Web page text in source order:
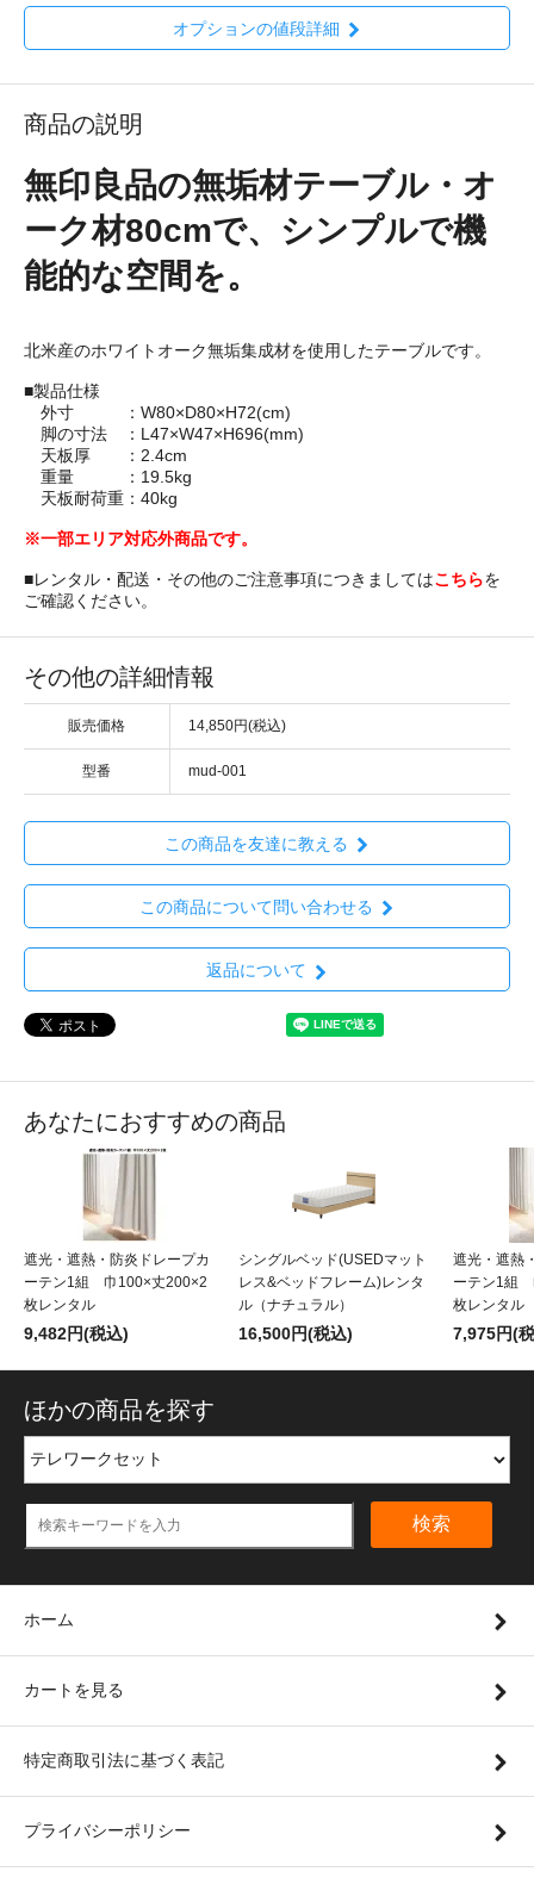
オプションの値段詳細
商品の説明
無印良品の無垢材テーブル・オ
ーク材80cmで、シンプルで機
能的な空間を。
北米産のホワイトオーク無垢集成材を使用したテーブルです。
■製品仕様
外寸 ：W80×D80×H72(cm)
脚の寸法 ：L47×W47×H696(mm)
天板厚 ：2.4cm
重量 ：19.5kg
天板耐荷重：40kg
※一部エリア対応外商品です。
■レンタル・配送・その他のご注意事項につきましてはこちらを
ご確認ください。
その他の詳細情報
販売価格 14,850円(税込)
型番 mud-001
この商品を友達に教える
この商品について問い合わせる
返品について
あなたにおすすめの商品
遮光・遮熱・防炎ドレープカ
ーテン1組 巾100×丈200×2
枚レンタル
9,482円(税込)
シングルベッド(USEDマット
レス&ベッドフレーム)レンタ
ル（ナチュラル）
16,500円(税込)
遮光・遮熱
ーテン1組
枚レンタル
7,975円(
ほかの商品を探す
検索
ホーム
カートを見る
特定商取引法に基づく表記
プライバシーポリシー